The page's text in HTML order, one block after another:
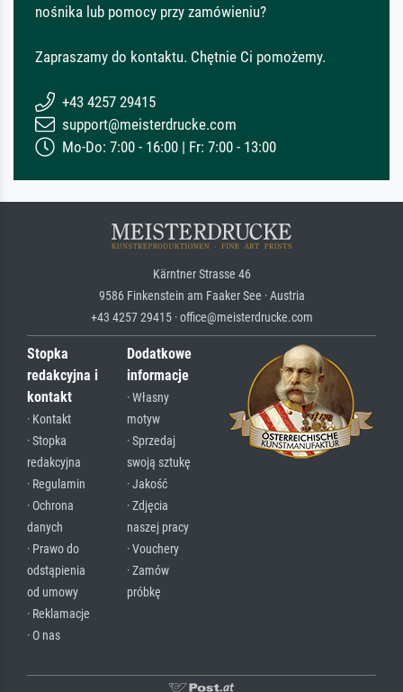
nośnika lub pomocy przy zamówieniu?
Zapraszamy do kontaktu. Chętnie Ci pomożemy.
+43 4257 29415
support@meisterdrucke.com
Mo-Do: 7:00 - 16:00 | Fr: 7:00 - 13:00
Kärntner Strasse 46
9586 Finkenstein am Faaker See · Austria
+43 4257 29415 · office@meisterdrucke.com
Stopka
redakcyjna i
kontakt
· Kontakt
· Stopka
redakcyjna
· Regulamin
· Ochrona
danych
· Prawo do
odstąpienia
od umowy
· Reklamacje
· O nas
Dodatkowe
informacje
· Własny
motyw
· Sprzedaj
swoją sztukę
· Jakość
· Zdjęcia
naszej pracy
· Vouchery
· Zamów
próbkę